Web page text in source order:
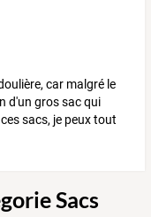
car malgré le
d'un gros sac qui
sacs, je peux tout
Sacs